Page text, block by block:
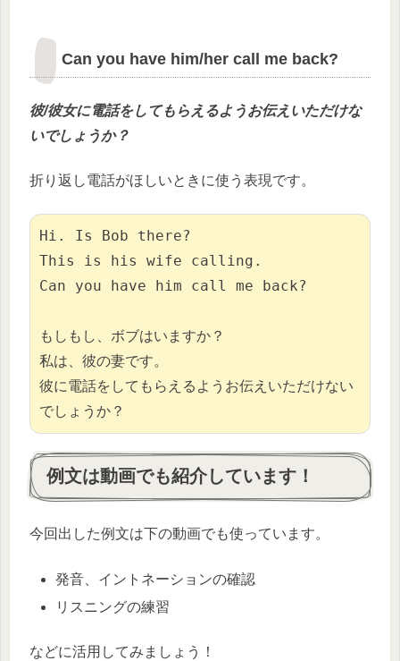
Can you have him/her call me back?
彼/彼女に電話をしてもらえるようお伝えいただけな
いでしょうか？
折り返し電話がほしいときに使う表現です。
Hi. Is Bob there?
This is his wife calling.
Can you have him call me back?
もしもし、ボブはいますか？
私は、彼の妻です。
彼に電話をしてもらえるようお伝えいただけない
でしょうか？
例文は動画でも紹介しています！
今回出した例文は下の動画でも使っています。
発音、イントネーションの確認
リスニングの練習
などに活用してみましょう！